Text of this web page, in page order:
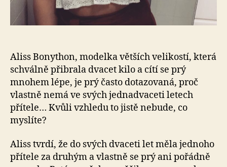
Aliss Bonython, modelka větších velikostí, která
schválně přibrala dvacet kilo a cítí se prý
mnohem lépe, je prý často dotazovaná, proč
vlastně nemá ve svých jednadvaceti letech
přítele… Kvůli vzhledu to jistě nebude, co
myslíte?
Aliss tvrdí, že do svých dvaceti let měla jednoho
přítele za druhým a vlastně se prý ani pořádně